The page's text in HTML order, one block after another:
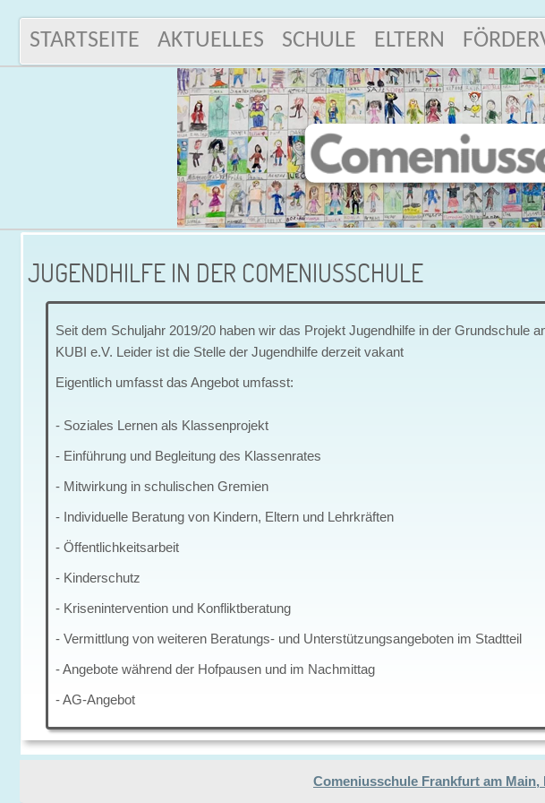
STARTSEITE AKTUELLES SCHULE ELTERN
JUGENDHILFE IN DER COMENIUSSCHULE
Seit dem Schuljahr 2019/20 haben wir das Projekt Jugendhilfe in der Grundschule
KUBI e.V. Leider ist die Stelle der Jugendhilfe derzeit vakant
Eigentlich umfasst das Angebot umfasst:
- Soziales Lernen als Klassenprojekt
- Einführung und Begleitung des Klassenrates
- Mitwirkung in schulischen Gremien
- Individuelle Beratung von Kindern, Eltern und Lehrkräften
- Öffentlichkeitsarbeit
- Kinderschutz
- Krisenintervention und Konfliktberatung
- Vermittlung von weiteren Beratungs- und Unterstützungsangeboten im Stadtteil
- Angebote während der Hofpausen und im Nachmittag
- AG-Angebot
Comeniusschule Frankfurt am